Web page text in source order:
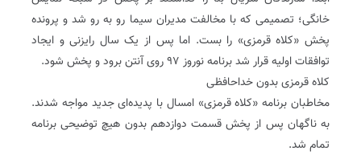
خانگی؛ تصمیمی که با مخالفت مدیران سیما رو به رو شد و پرونده
پخش «کلاه قرمزی» را بست. اما پس از یک سال رایزنی و ایجاد
توافقات اولیه قرار شد برنامه نوروز ۹۷ روی آنتن برود و پخش شود.
کلاه قرمزی بدون خداحافظی
مخاطبان برنامه «کلاه قرمزی» امسال با پدیده‌ای جدید مواجه شدند.
به ناگهان پس از پخش قسمت دوازدهم بدون هیچ توضیحی برنامه
تمام شد.